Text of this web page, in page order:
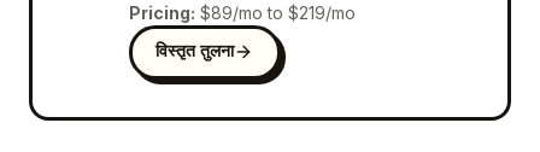
Pricing: $89/mo to $219/mo
विस्तृत तुलना